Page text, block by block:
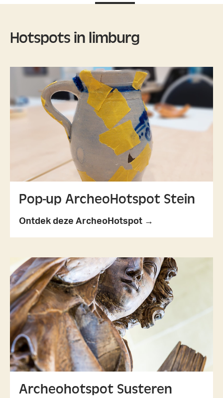
Hotspots in limburg
Pop-up ArcheoHotspot Stein
Ontdek deze ArcheoHotspot →
Archeohotspot Susteren